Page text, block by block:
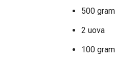
500
2 uova
100